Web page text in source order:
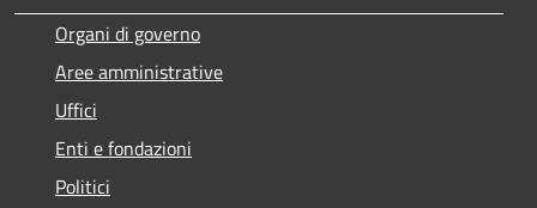
Organi di governo
Aree amministrative
Uffici
Enti e fondazioni
Politici